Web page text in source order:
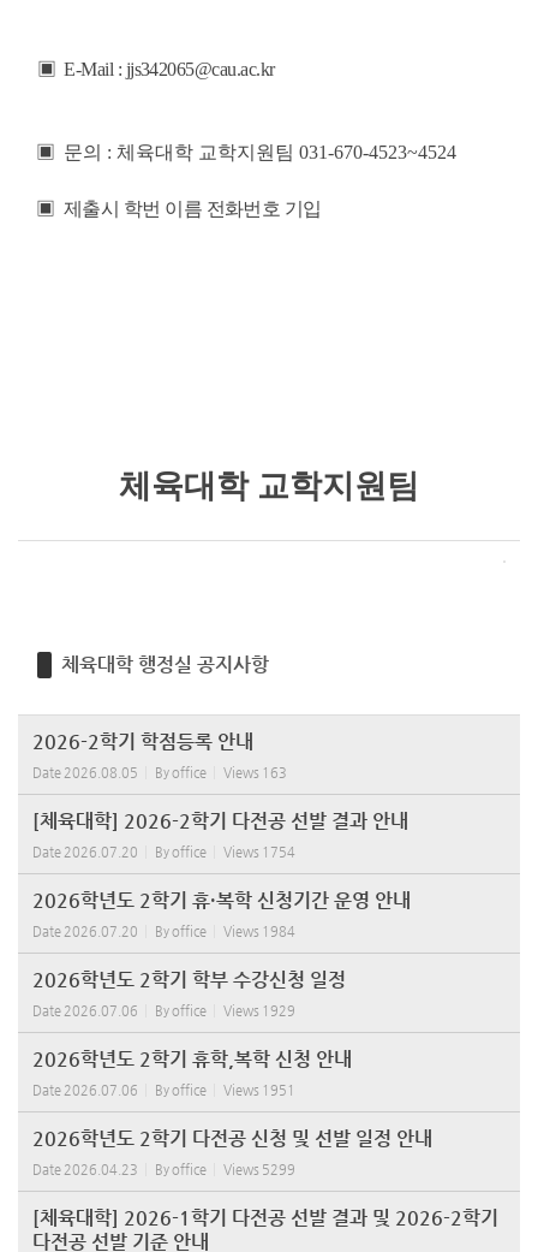
▣ E-Mail : jjs342065@cau.ac.kr
▣ 문의 : 체육대학 교학지원팀031-670-4523~4524
▣ 제출시 학번 이름 전화번호 기입
체육대학 교학지원팀
체육대학 행정실 공지사항
2026-2학기 학점등록 안내
Date 2026.08.05 Byoffice Views 163
[체육대학] 2026-2학기 다전공 선발 결과 안내
Date 2026.07.20 Byoffice Views 1754
2026학년도 2학기 휴·복학 신청기간 운영 안내
Date 2026.07.20 Byoffice Views 1984
2026학년도 2학기 학부 수강신청 일정
Date 2026.07.06 Byoffice Views 1929
2026학년도 2학기 휴학,복학 신청 안내
Date 2026.07.06 Byoffice Views 1951
2026학년도 2학기 다전공 신청 및 선발 일정 안내
Date 2026.04.23 Byoffice Views 5299
[체육대학] 2026-1학기 다전공 선발 결과 및 2026-2학기
다전공 선발 기준 안내